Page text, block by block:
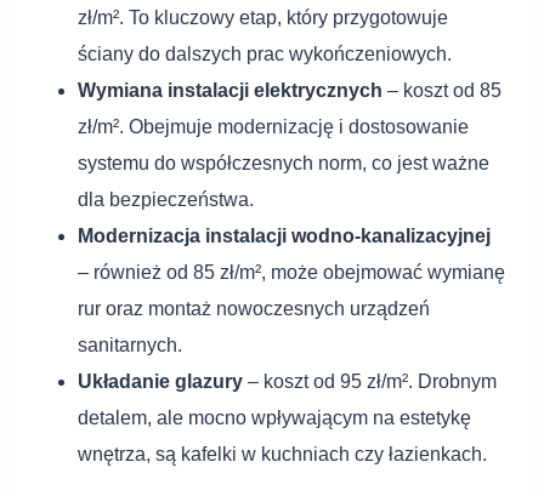
zł/m². To kluczowy etap, który przygotowuje
ściany do dalszych prac wykończeniowych.
Wymiana instalacji elektrycznych – koszt od 85
zł/m². Obejmuje modernizację i dostosowanie
systemu do współczesnych norm, co jest ważne
dla bezpieczeństwa.
Modernizacja instalacji wodno-kanalizacyjnej
– również od 85 zł/m², może obejmować wymianę
rur oraz montaż nowoczesnych urządzeń
sanitarnych.
Układanie glazury – koszt od 95 zł/m². Drobnym
detalem, ale mocno wpływającym na estetykę
wnętrza, są kafelki w kuchniach czy łazienkach.